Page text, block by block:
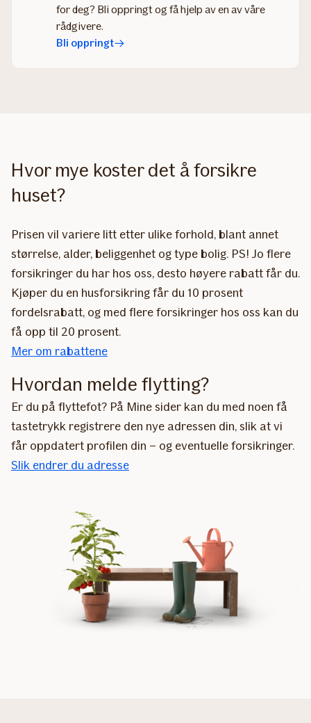
for deg? Bli oppringt og få hjelp av en av våre
rådgivere.
Bli oppringt
Hvor mye koster det å forsikre
huset?
Prisen vil variere litt etter ulike forhold, blant annet
størrelse, alder, beliggenhet og type bolig. PS! Jo flere
forsikringer du har hos oss, desto høyere rabatt får du.
Kjøper du en husforsikring får du 10 prosent
fordelsrabatt, og med flere forsikringer hos oss kan du
få opp til 20 prosent.
Mer om rabattene
Hvordan melde flytting?
Er du på flyttefot? På Mine sider kan du med noen få
tastetrykk registrere den nye adressen din, slik at vi
får oppdatert profilen din – og eventuelle forsikringer.
Slik endrer du adresse